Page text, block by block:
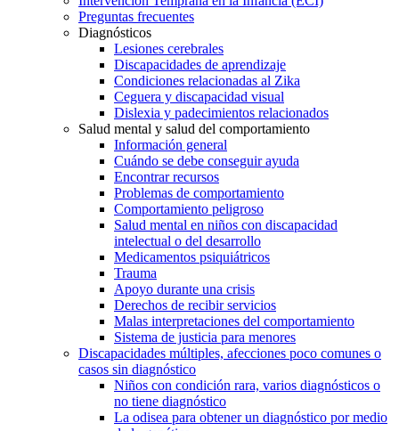
Preguntas frecuentes
Diagnósticos
Lesiones cerebrales
Discapacidades de aprendizaje
Condiciones relacionadas al Zika
Ceguera y discapacidad visual
Dislexia y padecimientos relacionados
Salud mental y salud del comportamiento
Información general
Cuándo se debe conseguir ayuda
Encontrar recursos
Problemas de comportamiento
Comportamiento peligroso
Salud mental en niños con discapacidad
intelectual o del desarrollo
Medicamentos psiquiátricos
Trauma
Apoyo durante una crisis
Derechos de recibir servicios
Malas interpretaciones del comportamiento
Sistema de justicia para menores
Discapacidades múltiples, afecciones poco comunes o
casos sin diagnóstico
Niños con condición rara, varios diagnósticos o
no tiene diagnóstico
La odisea para obtener un diagnóstico por medio